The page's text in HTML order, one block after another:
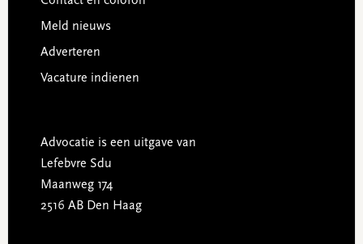
Meld nieuws
Adverteren
Vacature indienen
Advocatie is een uitgave van
Lefebvre Sdu
Maanweg 174
2516 AB Den Haag